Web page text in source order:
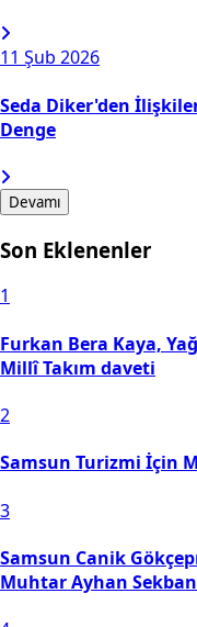
11 Şub 2026
Seda Diker'den
Denge
Devamı
Son Eklenenler
1
Furkan Bera Kaya,
Millî Takım daveti
2
Samsun Turizmi İçin
3
Samsun Canik
Muhtar Ayhan